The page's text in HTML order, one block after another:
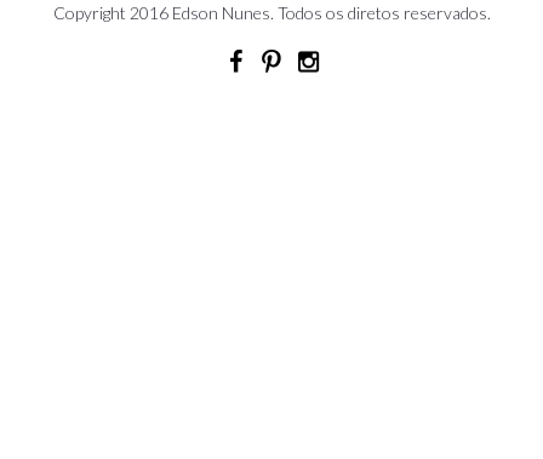
Copyright 2016 Edson Nunes. Todos os diretos reservados.